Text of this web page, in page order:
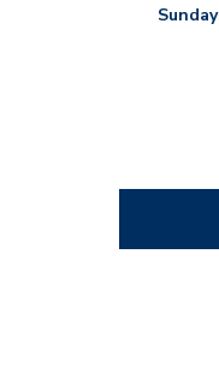
Sunday